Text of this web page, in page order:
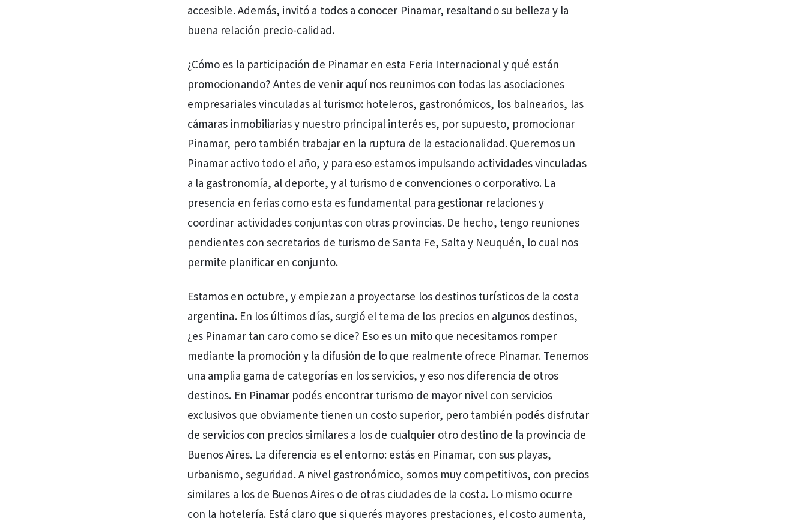
accesible. Además, invitó a todos a conocer Pinamar, resaltando su belleza y la
buena relación precio-calidad.
¿Cómo es la participación de Pinamar en esta Feria Internacional y qué están
promocionando? Antes de venir aquí nos reunimos con todas las asociaciones
empresariales vinculadas al turismo: hoteleros, gastronómicos, los balnearios, las
cámaras inmobiliarias y nuestro principal interés es, por supuesto, promocionar
Pinamar, pero también trabajar en la ruptura de la estacionalidad. Queremos un
Pinamar activo todo el año, y para eso estamos impulsando actividades vinculadas
a la gastronomía, al deporte, y al turismo de convenciones o corporativo. La
presencia en ferias como esta es fundamental para gestionar relaciones y
coordinar actividades conjuntas con otras provincias. De hecho, tengo reuniones
pendientes con secretarios de turismo de Santa Fe, Salta y Neuquén, lo cual nos
permite planificar en conjunto.
Estamos en octubre, y empiezan a proyectarse los destinos turísticos de la costa
argentina. En los últimos días, surgió el tema de los precios en algunos destinos,
¿es Pinamar tan caro como se dice? Eso es un mito que necesitamos romper
mediante la promoción y la difusión de lo que realmente ofrece Pinamar. Tenemos
una amplia gama de categorías en los servicios, y eso nos diferencia de otros
destinos. En Pinamar podés encontrar turismo de mayor nivel con servicios
exclusivos que obviamente tienen un costo superior, pero también podés disfrutar
de servicios con precios similares a los de cualquier otro destino de la provincia de
Buenos Aires. La diferencia es el entorno: estás en Pinamar, con sus playas,
urbanismo, seguridad. A nivel gastronómico, somos muy competitivos, con precios
similares a los de Buenos Aires o de otras ciudades de la costa. Lo mismo ocurre
con la hotelería. Está claro que si querés mayores prestaciones, el costo aumenta,